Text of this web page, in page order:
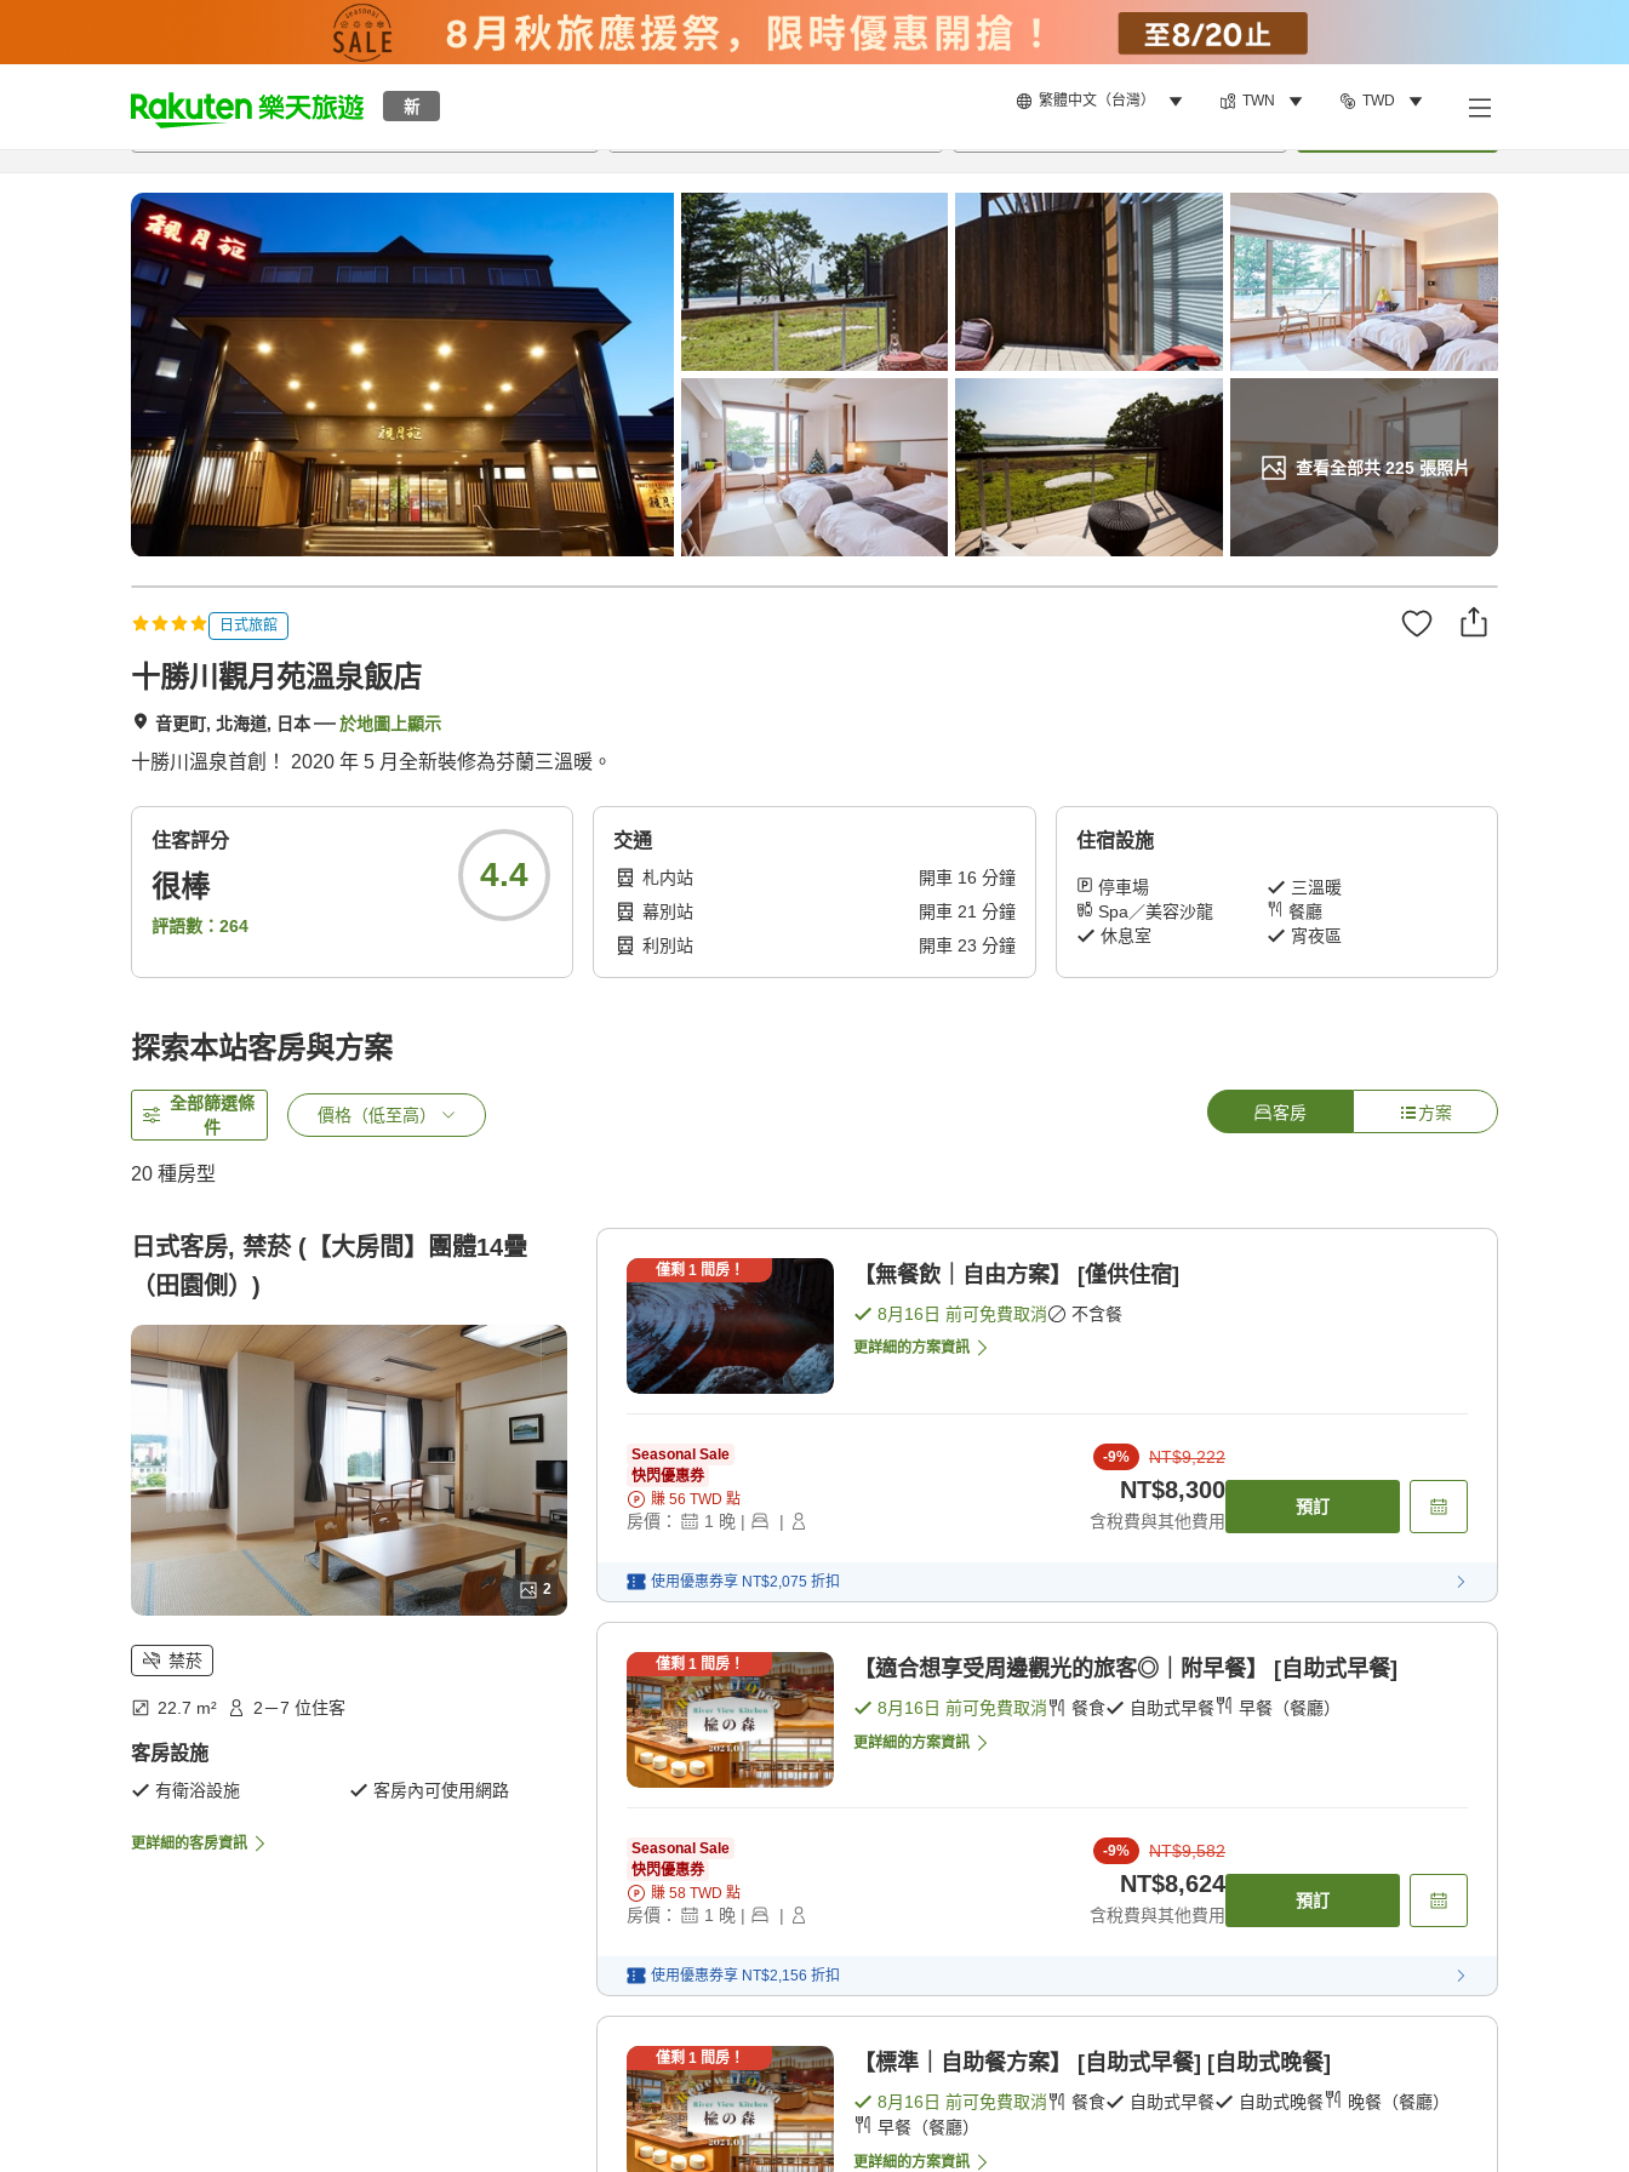
新 繁體中文（台灣） TWN TWD
t
p
a
g
_
e
r
查看全部共225張照片
總覽客房與方案評語特點設施
日式旅館
十勝川觀月苑溫泉飯店
音更町, 北海道, 日本 於地圖上顯示
十勝川溫泉首創！ 2020 年 5 月全新裝修為芬蘭三溫暖。
住客評分
很棒
評語數： 264
4.4
交通
札内站 開車 16 分鐘
幕別站
開車 21 分鐘
利別站
開車 23 分鐘
住宿設施
停車場
三溫暖
Spa／美容沙龍
餐廳
休息室
宵夜區
探索本站客房與方案
全部篩選條
件
價格（低至高） 客房 方案
20 種房型
日式客房, 禁菸 (【大房間】團體14疊
（田園側）)
2
禁菸
22.7 m² 2－7 位住客
客房設施
有衛浴設施 客房內可使用網路
更詳細的客房資訊
僅剩 1間房！ 【無餐飲｜自由方案】 [僅供住宿]
8月16日 前可免費取消 不含餐
更詳細的方案資訊
Seasonal Sale
快閃優惠券
賺 56 TWD 點
房價： 1 晚 | |
-9% NT$9,222
NT$8,300
含稅費與其他費用
預訂
使用優惠券享 NT$2,075 折扣
僅剩 1間房！ 【適合想享受周邊觀光的旅客◎｜附早餐】 [自助式早餐]
8月16日 前可免費取消 餐食 自助式早餐 早餐（餐廳）
更詳細的方案資訊
Seasonal Sale
快閃優惠券
賺 58 TWD 點
房價： 1 晚 | |
-9% NT$9,582
NT$8,624
含稅費與其他費用
預訂
使用優惠券享 NT$2,156 折扣
僅剩 1間房！ 【標準｜自助餐方案】 [自助式早餐] [自助式晚餐]
8月16日 前可免費取消 餐食 自助式早餐 自助式晚餐
晚餐（餐廳）
早餐（餐廳）
更詳細的方案資訊